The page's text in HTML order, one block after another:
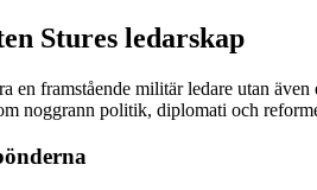
Stures ledarskap
en framstående militär ledare utan
noggrann politik, diplomati och